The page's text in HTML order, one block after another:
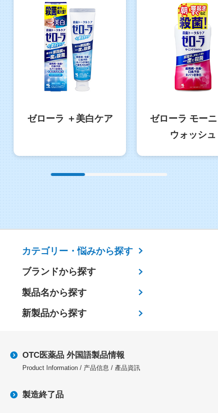
ゼローラ ＋美白ケア
ゼローラ モー
ウォッシュ
カテゴリー・悩みから探す
ブランドから探す
製品名から探す
新製品から探す
OTC医薬品 外国語製品情報
Product Information / 产品信息 / 產品資訊
製造終了品